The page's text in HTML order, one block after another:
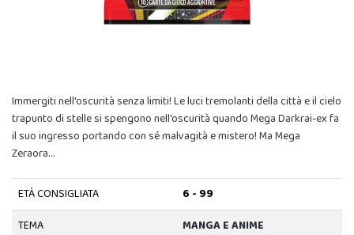
Immergiti nell'oscurità senza limiti! Le luci tremolanti della città e il cielo
trapunto di stelle si spengono nell'oscurità quando Mega Darkrai-ex fa
il suo ingresso portando con sé malvagità e mistero! Ma Mega
Zeraora…
ETÀ CONSIGLIATA
6 - 99
TEMA
MANGA E ANIME